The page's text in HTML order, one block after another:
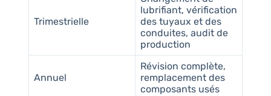
Trimestrielle
lubrifiant, vérification
des tuyaux et des
conduites, audit de
production
Annuel
Révision complète,
remplacement des
composants usés